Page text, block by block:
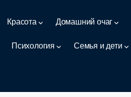
Красота Домашний очаг
Психология Семья и дети